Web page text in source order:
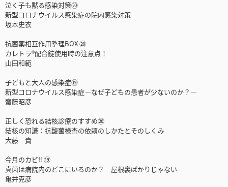
泣く子も黙る感染対策⑳
新型コロナウイルス感染症の院内感染対策
坂本史衣
抗菌薬相互作用整理BOX ⑳
カレトラ®配合錠使用時の注意点！
山田和範
子どもと大人の感染症⑲
新型コロナウイルス感染症―なぜ子どもの患者が少ないのか？―
齋藤昭彦
正しく恐れる結核診療のすすめ⑳
結核の知識：抗酸菌検査の依頼のしかたとそのしくみ
大藤 貴
今月のカビ‼ ⑲
真菌は病院内のどこにいるのか？ 屋根裏ばかりじゃない
亀井克彦